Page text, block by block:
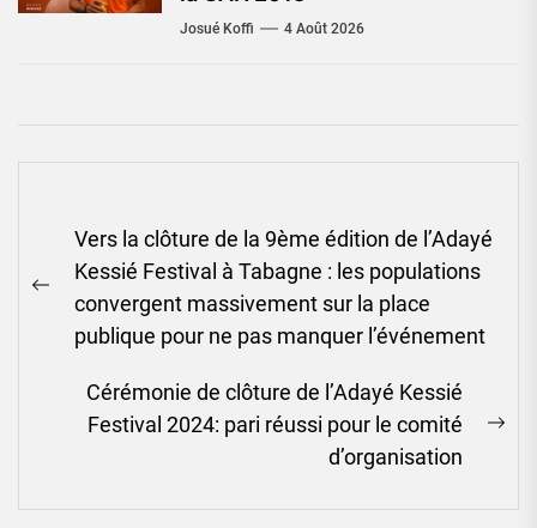
Josué Koffi 4 Août 2026
l’article
Previous
post:
Vers la clôture de la 9ème édition de l’Adayé
Kessié Festival à Tabagne : les populations
convergent massivement sur la place
publique pour ne pas manquer l’événement
Cérémonie de clôture de l’Adayé Kessié
Festival 2024: pari réussi pour le comité
d’organisation